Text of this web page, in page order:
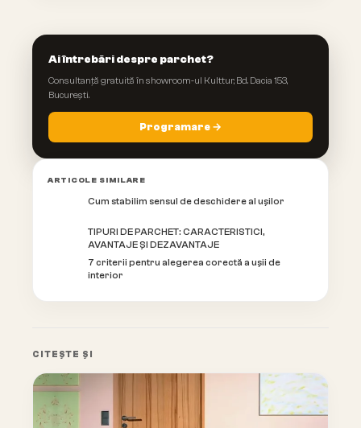
Ai întrebări despre parchet?
Consultanță gratuită în showroom-ul Kulttur, Bd. Dacia 153,
București.
Programare →
ARTICOLE SIMILARE
Cum stabilim sensul de deschidere al ușilor
TIPURI DE PARCHET: CARACTERISTICI,
AVANTAJE ȘI DEZAVANTAJE
7 criterii pentru alegerea corectă a ușii de
interior
CITEȘTE ȘI